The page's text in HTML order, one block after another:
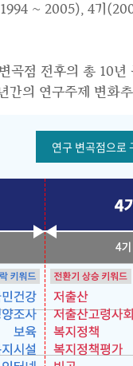
~ 2005), 4기
곡점 전후의 총 10년
간의 연구주제 변화
연구 변곡점으로